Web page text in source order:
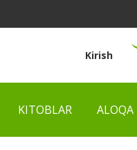
Kirish
Ko‘rish
KITOBLAR ALOQA